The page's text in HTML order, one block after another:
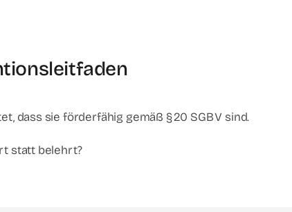
dass sie förderfähig gemäß § 20 SGB V sind.
statt belehrt?